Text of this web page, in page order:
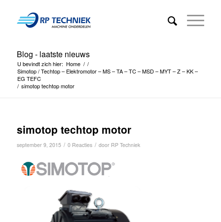
Blog - laatste nieuws
U bevindt zich hier: Home / /
Simotop / Techtop – Elektromotor – MS – TA – TC – MSD – MYT – Z – KK –
EG TEFC
/ simotop techtop motor
simotop techtop motor
september 9, 2015 / 0 Reacties / door RP Techniek